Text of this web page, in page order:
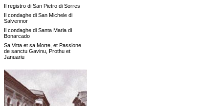
Il registro di San Pietro di Sorres
Il condaghe di San Michele di
Salvennor
Il condaghe di Santa Maria di
Bonarcado
Sa Vitta et sa Morte, et Passione
de sanctu Gavinu, Prothu et
Januariu